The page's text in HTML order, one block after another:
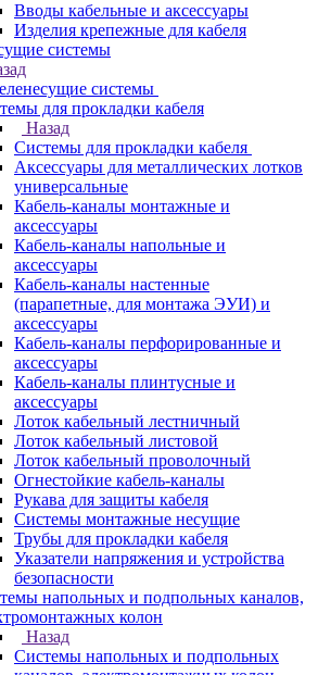
Вводы кабельные и аксессуары
Изделия крепежные для кабеля
системы
системы
для прокладки кабеля
Назад
Системы для прокладки кабеля
Аксессуары для металлических лотков
универсальные
Кабель-каналы монтажные и
аксессуары
Кабель-каналы напольные и
аксессуары
Кабель-каналы настенные
(парапетные, для монтажа ЭУИ) и
аксессуары
Кабель-каналы перфорированные и
аксессуары
Кабель-каналы плинтусные и
аксессуары
Лоток кабельный лестничный
Лоток кабельный листовой
Лоток кабельный проволочный
Огнестойкие кабель-каналы
Рукава для защиты кабеля
Системы монтажные несущие
Трубы для прокладки кабеля
Указатели напряжения и устройства
безопасности
напольных и подпольных каналов,
колон
Назад
Системы напольных и подпольных